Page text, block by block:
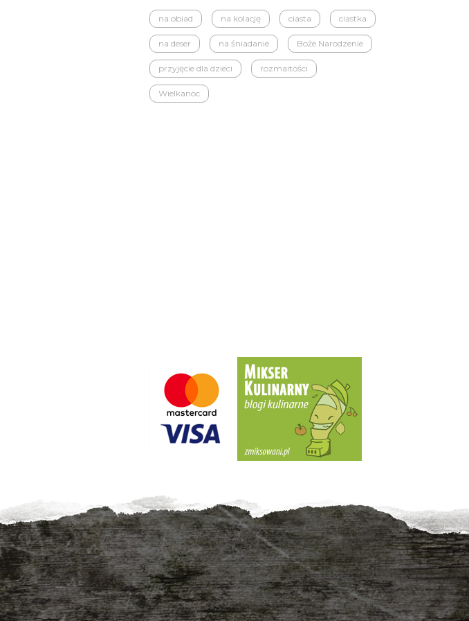
na obiad na kolację ciasta ciastka
na deser na śniadanie Boże Narodzenie
przyjęcie dla dzieci rozmaitości
Wielkanoc